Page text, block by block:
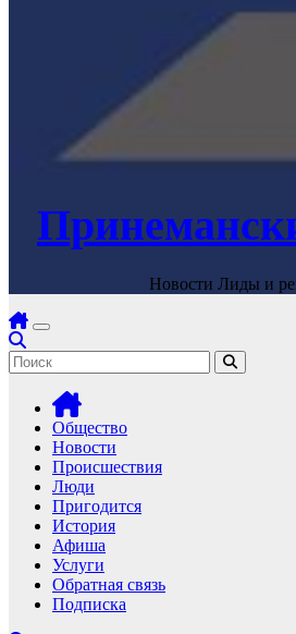
Новости Лиды и
Общество
Новости
Происшествия
Люди
Пригодится
История
Афиша
Услуги
Обратная связь
Подписка